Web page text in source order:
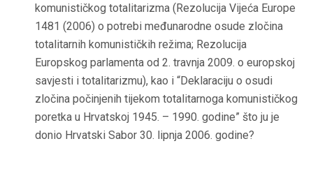
komunističkog totalitarizma (Rezolucija Vijeća Europe
1481 (2006) o potrebi međunarodne osude zločina
totalitarnih komunističkih režima; Rezolucija
Europskog parlamenta od 2. travnja 2009. o europskoj
savjesti i totalitarizmu), kao i “Deklaraciju o osudi
zločina počinjenih tijekom totalitarnoga komunističkog
poretka u Hrvatskoj 1945. – 1990. godine” što ju je
donio Hrvatski Sabor 30. lipnja 2006. godine?